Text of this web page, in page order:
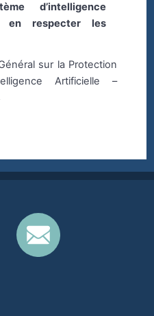
d’intelligence
en respecter les
sur la Protection
Artificielle –